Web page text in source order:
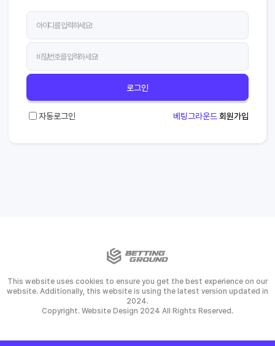
로그인
자동로그인 베팅그라운드 회원가입
This website uses cookies to ensure you get the best experience on our
website. Additionally, this website is using the latest version updated in
2024.
Copyright. Website Design 2024 All Rights Reserved.